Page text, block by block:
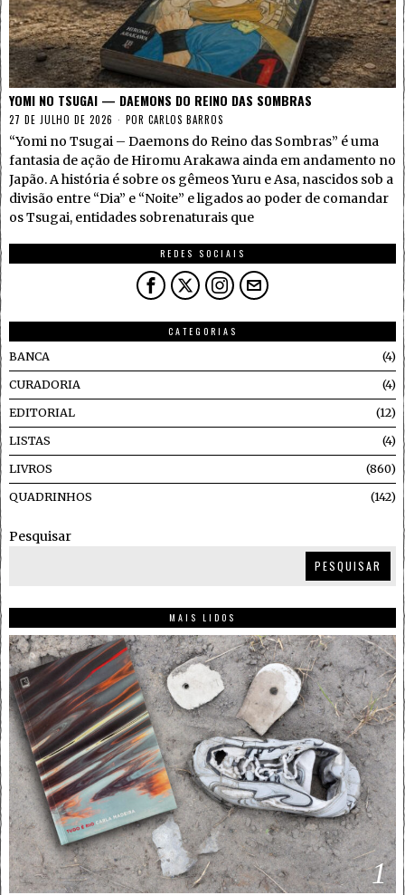
YOMI NO TSUGAI — DAEMONS DO REINO DAS SOMBRAS
27 DE JULHO DE 2026 POR CARLOS BARROS
“Yomi no Tsugai – Daemons do Reino das Sombras” é uma
fantasia de ação de Hiromu Arakawa ainda em andamento no
Japão. A história é sobre os gêmeos Yuru e Asa, nascidos sob a
divisão entre “Dia” e “Noite” e ligados ao poder de comandar
os Tsugai, entidades sobrenaturais que
REDES SOCIAIS
CATEGORIAS
BANCA
4
CURADORIA 4
EDITORIAL 12
LISTAS 4
LIVROS 860
QUADRINHOS 142
Pesquisar
PESQUISAR
MAIS LIDOS
1